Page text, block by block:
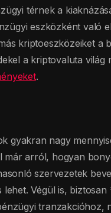
térnek a
eszközként való
kriptoeszközeiket a
a kriptovaluta világ
.
gyakran nagy
arról, hogyan
szervezetek
Végül is,
tranzakcióhoz,